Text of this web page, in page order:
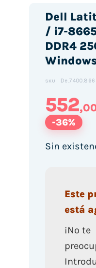
Dell
/ i7-
DDR4
Windows
SKU:
552
-36%
Sin
Este
está
¡No te